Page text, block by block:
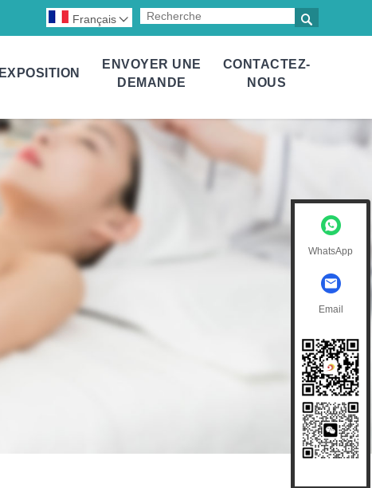

Français 
EXPOSITION
ENVOYER UNE
DEMANDE
CONTACTEZ-
NOUS
WhatsApp
Email